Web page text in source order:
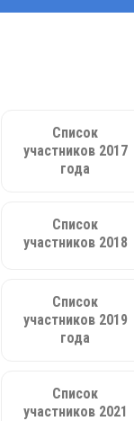
Список
участников 2017
года
Список
участников 2018
Список
участников 2019
года
Список
участников 2021